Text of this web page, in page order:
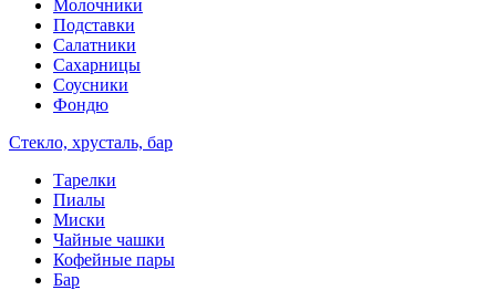
Молочники
Подставки
Салатники
Сахарницы
Соусники
Фондю
Стекло, хрусталь, бар
Тарелки
Пиалы
Миски
Чайные чашки
Кофейные пары
Бар